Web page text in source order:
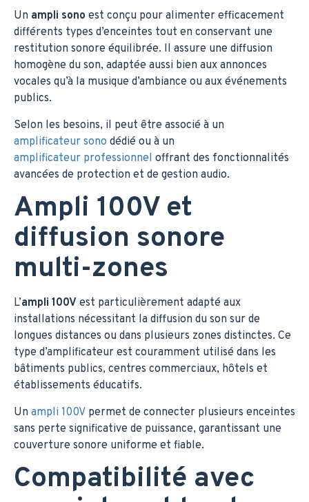
Un ampli sono est conçu pour alimenter efficacement
différents types d’enceintes tout en conservant une
restitution sonore équilibrée. Il assure une diffusion
homogène du son, adaptée aussi bien aux annonces
vocales qu’à la musique d’ambiance ou aux événements
publics.
Selon les besoins, il peut être associé à un
amplificateur sono dédié ou à un
amplificateur professionnel offrant des fonctionnalités
avancées de protection et de gestion audio.
Ampli 100V et
diffusion sonore
multi-zones
L’ampli 100V est particulièrement adapté aux
installations nécessitant la diffusion du son sur de
longues distances ou dans plusieurs zones distinctes. Ce
type d’amplificateur est couramment utilisé dans les
bâtiments publics, centres commerciaux, hôtels et
établissements éducatifs.
Un ampli 100V permet de connecter plusieurs enceintes
sans perte significative de puissance, garantissant une
couverture sonore uniforme et fiable.
Compatibilité avec